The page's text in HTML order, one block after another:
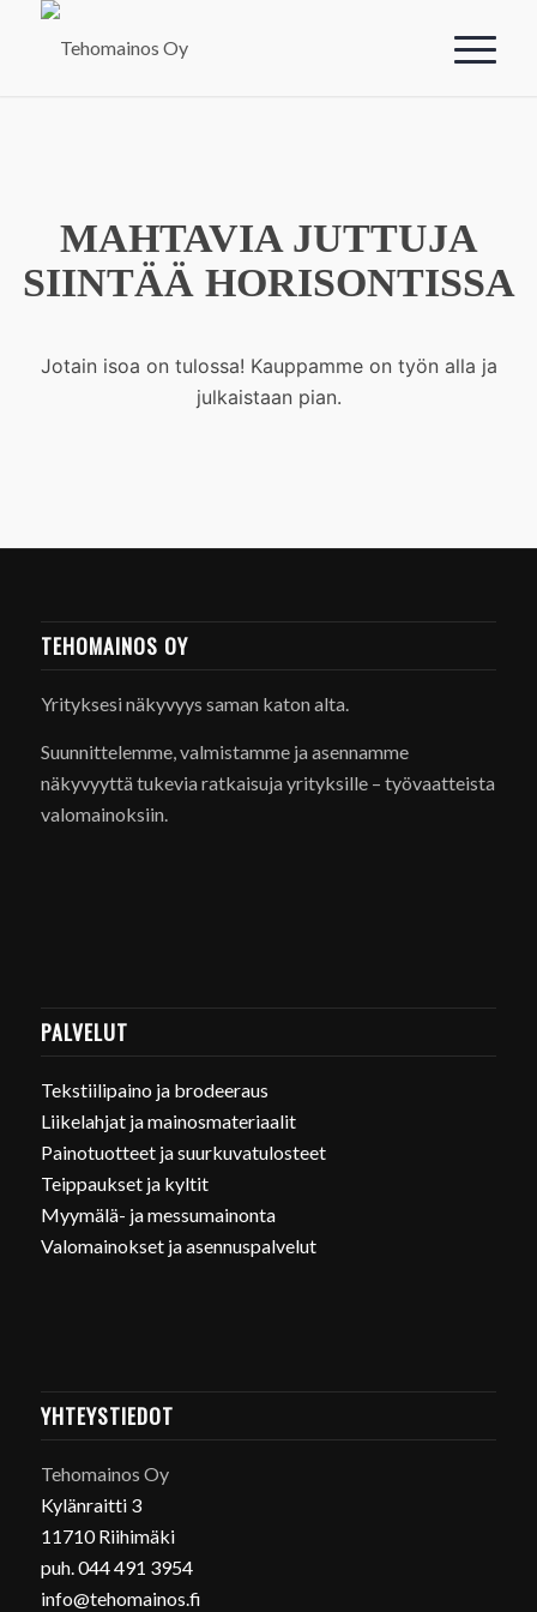
MAHTAVIA JUTTUJA
SIINTÄÄ HORISONTISSA
Jotain isoa on tulossa! Kauppamme on työn alla ja
julkaistaan pian.
TEHOMAINOS OY
Yrityksesi näkyvyys saman katon alta.
Suunnittelemme, valmistamme ja asennamme
näkyvyyttä tukevia ratkaisuja yrityksille – työvaatteista
valomainoksiin.
PALVELUT
Tekstiilipaino ja brodeeraus
Liikelahjat ja mainosmateriaalit
Painotuotteet ja suurkuvatulosteet
Teippaukset ja kyltit
Myymälä- ja messumainonta
Valomainokset ja asennuspalvelut
YHTEYSTIEDOT
Tehomainos Oy
Kylänraitti 3
11710 Riihimäki
puh. 044 491 3954
info@tehomainos.fi